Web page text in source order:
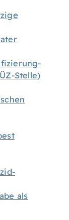
Stelle)
als